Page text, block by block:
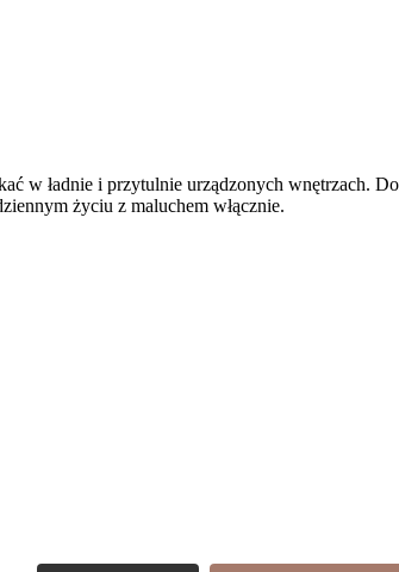
w ładnie i przytulnie urządzonych wnętrzach.
życiu z maluchem włącznie.